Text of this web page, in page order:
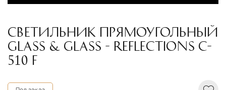
СВЕТИЛЬНИК ПРЯМОУГОЛЬНЫЙ
GLASS & GLASS - REFLECTIONS C-
510 F